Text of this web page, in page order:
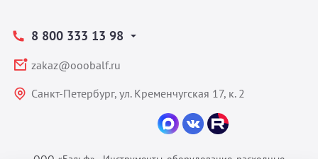
8 800 333 13 98
zakaz@ooobalf.ru
Санкт-Петербург, ул. Кременчугская 17, к. 2